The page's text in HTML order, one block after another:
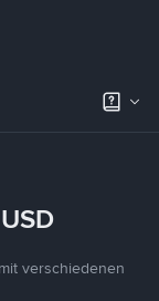
verschiedenen